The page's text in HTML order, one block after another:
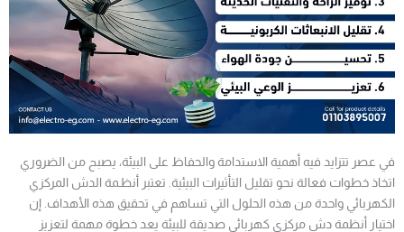
في عصر تتزايد فيه أهمية الاستدامة والحفاظ على البيئة، يصبح من الضروري
اتخاذ خطوات فعالة نحو تقليل التأثيرات البيئية. تعتبر أنظـمة الدش المركزي
الكهربائي واحدة من هذه الحلول التي تساهم في تحقيق هذه الأهداف. إن
اختيار أنظمة دش مركزي كهربائي صديقة للبيئة يعد خطوة مهمة لتعزيز